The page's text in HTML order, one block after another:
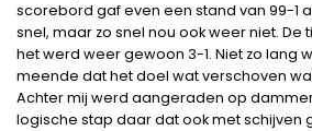
scorebord gaf even een stand van 99-1
snel, maar zo snel nou ook weer niet. De
het werd weer gewoon 3-1. Niet zo lang
meende dat het doel wat verschoven
Achter mij werd aangeraden op
logische stap daar dat ook met schijven